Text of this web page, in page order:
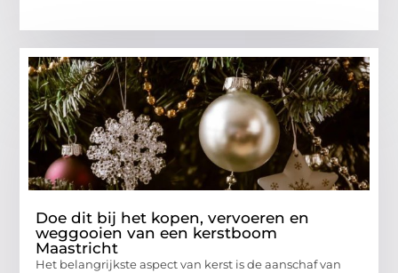
Doe dit bij het kopen, vervoeren en
weggooien van een kerstboom
Maastricht
Het belangrijkste aspect van kerst is de aanschaf van